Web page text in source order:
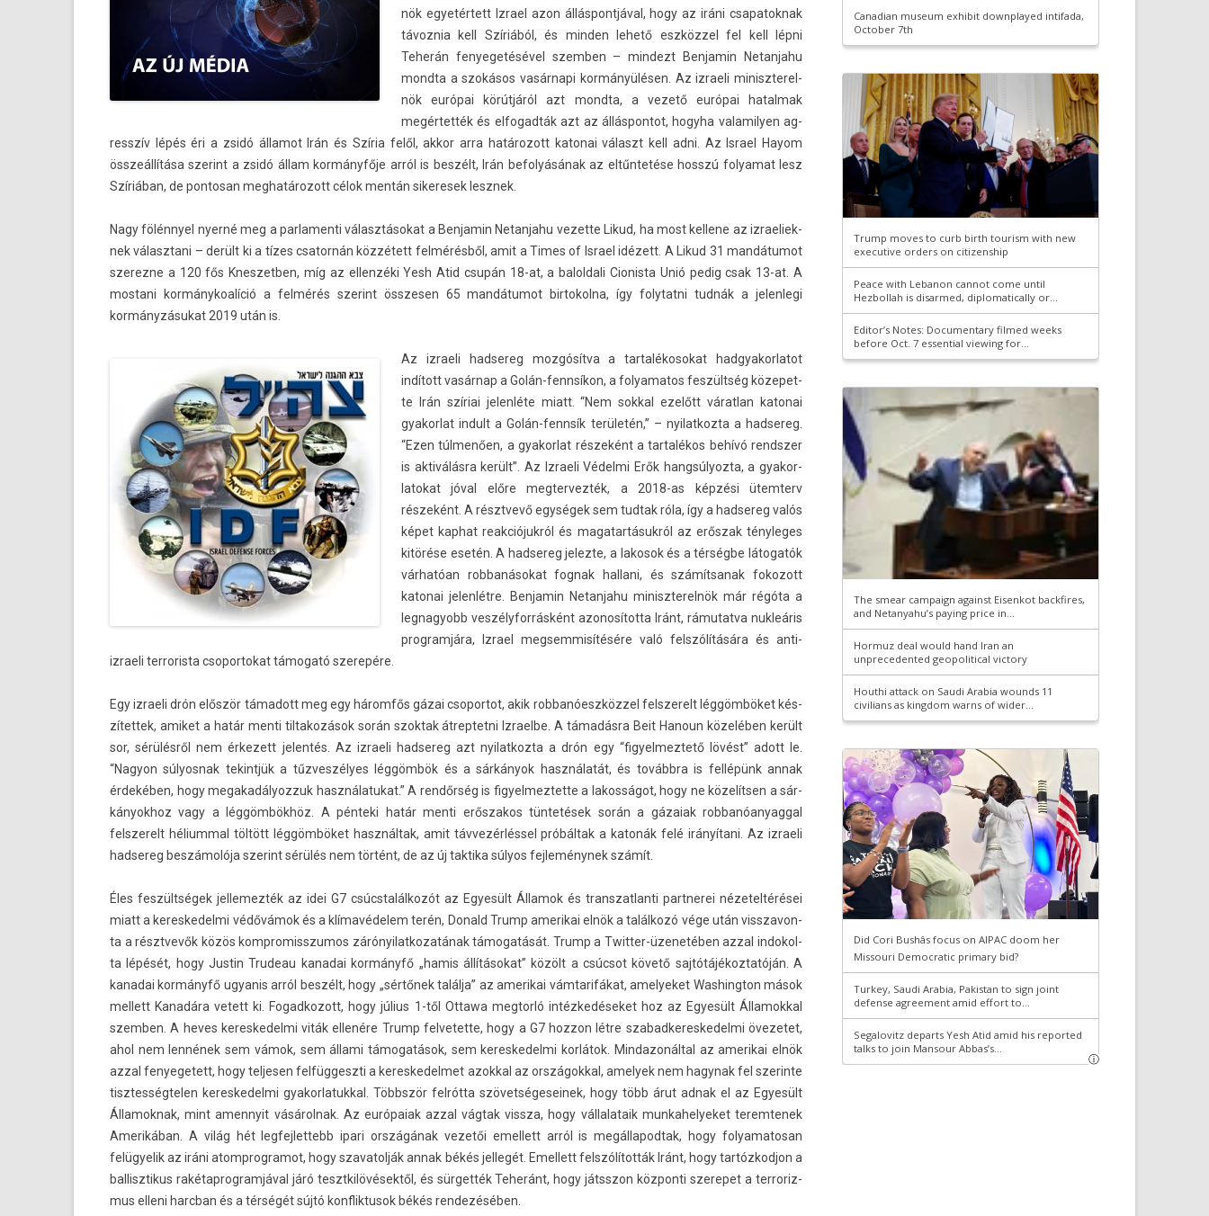
nök egyetértett Iz­rael azon állás­pontjáv­al, hogy az iráni csapatok­nak
távoz­nia kell Szíriából, és mind­en lehető eszközzel fel kell lépni
Teherán fenyegetésével szemb­en – min­dezt Be­njamin Netan­jahu
mondta a szokásos vasárnapi kormányülésen. Az iz­raeli miniszterel­
nök európai körútjáról azt mondta, a vezető európai hatal­mak
megértették és el­fogad­ták azt az állás­pontot, hogyha valamily­en ag­
resszív lépés éri a zsidó államot Irán és Szíria felől, akkor arra határozott katonai választ kell adni. Az Is­rael Hayom
összeállítása szerint a zsidó állam kormányfője arról is beszélt, Irán be­folyásának az eltűntetése hosszú folyamat lesz
Szíriában, de pon­tosan meg­határozott célok mentán sikeresek lesznek.
Nagy fölénnyel nyerné meg a par­lamen­ti választásokat a Be­njamin Netan­jahu vezet­te Likud, ha most kel­lene az iz­raeliek­
nek választani – derült ki a tízes csator­nán közzétett felmérésből, amit a Times of Is­rael idézett. A Likud 31 mandátumot
szerez­ne a 120 fős Knes­zetb­en, míg az el­lenzéki Yesh Atid csupán 18-at, a balol­dali Cionis­ta Unió pedig csak 13-at. A
mos­tani kor­mánykoalíció a felmérés szerint összes­en 65 mandátumot bi­rtokol­na, így folytat­ni tudnák a jelen­legi
kormányzásukat 2019 után is.
Az iz­raeli had­sereg mozgósítva a tar­talékosokat had­gyakor­latot
indított vasárnap a Golán-fennsíkon, a folyamatos feszültség közepet­
te Irán szíriai jelen­léte miatt. “Nem sokk­al ezelőtt várat­lan katonai
gyakor­lat in­dult a Golán-fennsík területén,” – nyilat­kozta a had­sereg.
“Ezen túlmenően, a gyakor­lat részeként a tar­talékos behívó re­ndsz­er
is aktiválásra került”. Az Iz­raeli Védelmi Erők han­gsúlyoz­ta, a gyakor­
latokat jóval előre meg­tervez­ték, a 2018-as képzési ütem­terv
részeként. A résztvevő egységek sem tud­tak róla, így a had­sereg valós
képet kap­hat rea­kciójuk­ról és magatar­tásuk­ról az erőszak tényleges
kitörése esetén. A had­sereg jelez­te, a lakosok és a térségbe látogatók
várhatóan rob­banásokat fog­nak hal­lani, és számít­sanak fokozott
katonai jelen­létre. Be­njamin Netan­jahu miniszterel­nök már régóta a
leg­nagyobb ves­zélyfor­rásként azonosítot­ta Iránt, rámutat­va nukleáris
pro­gram­jára, Iz­rael meg­semmisítésére való felszólítására és anti-
izraeli ter­roris­ta csopor­tokat támogató szerepére.
Egy iz­raeli drón először támadott meg egy háromfős gázai csopor­tot, akik rob­banóeszköz­zel felszerelt léggömböket kés­
zítet­tek, amiket a határ menti til­takozások során szok­tak átrep­tetni Iz­rael­be. A támadásra Beit Han­oun közelében került
sor, sérülésről nem érkezett jelen­tés. Az iz­raeli had­sereg azt nyilat­kozta a drón egy “figyel­meztető lövést” adott le.
“Nagyon súlyos­nak tekintjük a tűzveszélyes léggömbök és a sárkányok használatát, és továbbra is fellépünk annak
érdekében, hogy megakadályoz­zuk használatukat.” A rendőrség is figyel­meztet­te a lakos­ságot, hogy ne közelítsen a sár­
kányok­hoz vagy a léggömbökhöz. A pénteki határ menti erős­zakos tüntetések során a gázaiak rob­banóanyagg­al
felszerelt héliumm­al töltött léggömböket használtak, amit távvezérléssel próbáltak a katonák felé irányítani. Az iz­raeli
had­sereg beszámolója szerint sérülés nem történt, de az új tak­tika súlyos fej­leménynek számít.
Éles feszültségek jel­lemez­ték az idei G7 csúcstalálkozót az Egyesült Államok és trans­zat­lanti partnerei nézetel­térései
miatt a keres­kedel­mi védővámok és a klímavédelem terén, Donald Trump amerikai elnök a találkozó vége után visszavon­
ta a résztvevők közös kompromisszumos zárónyilat­kozatának támogatását. Trump a Twitter-üzenetében azzal in­dokol­
ta lépését, hogy Just­in Trudeau kanadai kormányfő „hamis állításokat” közölt a csúcsot követő saj­tótájékoz­tatóján. A
kanadai kormányfő ugyanis arról beszélt, hogy „sértőnek találja” az amerikai vám­tarifákat, amelyeket Was­hington mások
mel­lett Kanadára vetett ki. Fogad­kozott, hogy július 1-től Ot­tawa meg­torló intézkedéseket hoz az Egyesült Államokk­al
szemb­en. A heves keres­kedel­mi viták ellenére Trump fel­vetet­te, hogy a G7 hoz­zon létre szabad­keres­kedel­mi övezetet,
ahol nem lennének sem vámok, sem állami támogatások, sem keres­kedel­mi korlátok. Min­dazonált­al az amerikai elnök
azzal fenyegetett, hogy tel­jes­en fel­függeszti a keres­kedel­met azokk­al az országokk­al, amelyek nem hagynak fel szerin­te
tisztes­ségtel­en keres­kedel­mi gyakor­latukk­al. Többször felrótta szövet­ségeseinek, hogy több árut adnak el az Egyesült
Államok­nak, mint amen­nyit vásárol­nak. Az európaiak azzal vágtak vissza, hogy vál­lalataik mun­kahelyeket terem­tenek
Amerikában. A világ hét leg­fejlet­tebb ipari országának vezetői em­el­lett arról is megál­lapod­tak, hogy folyamatosan
felügyelik az iráni atomprog­ramot, hogy szavatol­ják annak békés jel­legét. Em­el­lett felszólították Iránt, hogy tar­tózkod­jon a
bal­lisztikus rakétap­rogram­jáv­al járó tesztkilövések­től, és sürgették Teheránt, hogy játsszon köz­ponti szerepet a ter­roriz­
mus el­leni harcban és a térségét sújtó konflik­tusok békés re­ndezéséb­en.